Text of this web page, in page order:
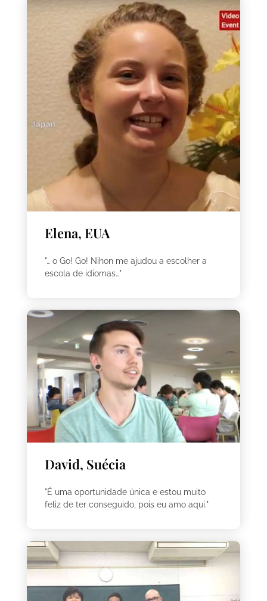
Elena, EUA
"… o Go! Go! Nihon me ajudou a escolher a
escola de idiomas…"
David, Suécia
"É uma oportunidade única e estou muito
feliz de ter conseguido, pois eu amo aqui."